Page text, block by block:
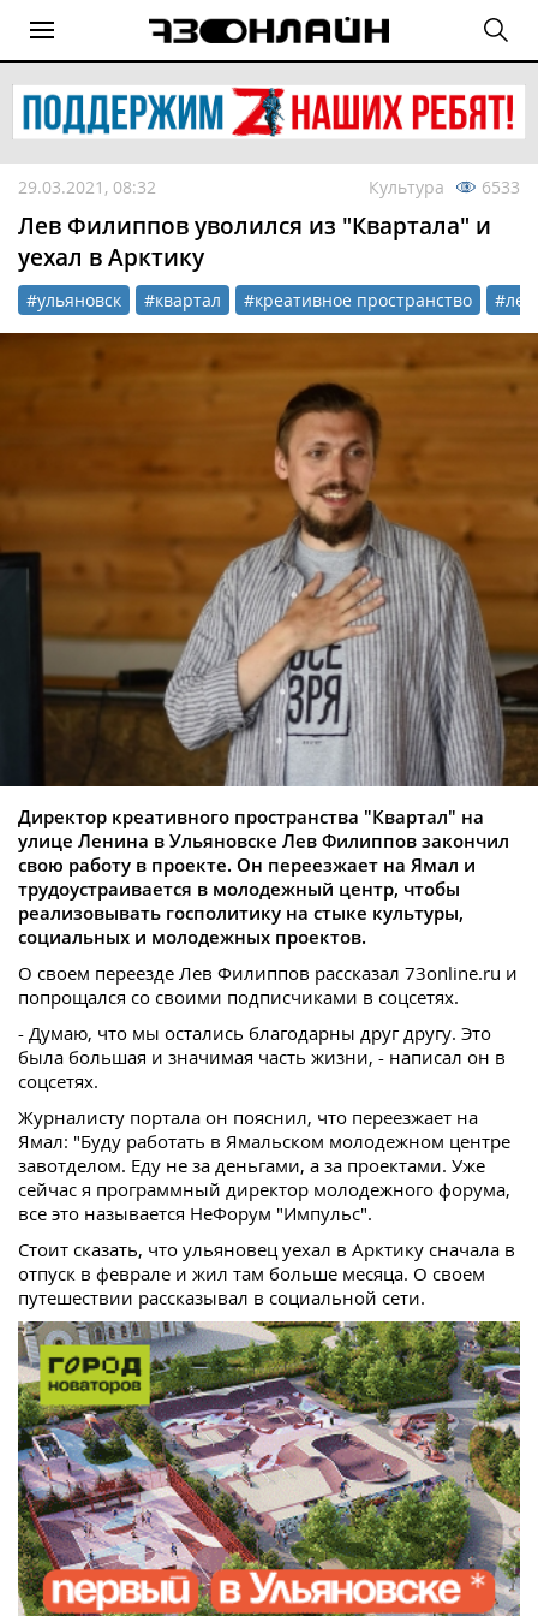
29.03.2021, 08:32 Культура 6533
Лев Филиппов уволился из "Квартала" и
уехал в Арктику
#ульяновск #квартал #креативное пространство
Директор креативного пространства "Квартал" на
улице Ленина в Ульяновске Лев Филиппов закончил
свою работу в проекте. Он переезжает на Ямал и
трудоустраивается в молодежный центр, чтобы
реализовывать госполитику на стыке культуры,
социальных и молодежных проектов.
О своем переезде Лев Филиппов рассказал 73online.ru и
попрощался со своими подписчиками в соцсетях.
- Думаю, что мы остались благодарны друг другу. Это
была большая и значимая часть жизни, - написал он в
соцсетях.
Журналисту портала он пояснил, что переезжает на
Ямал: "Буду работать в Ямальском молодежном центре
завотделом. Еду не за деньгами, а за проектами. Уже
сейчас я программный директор молодежного форума,
все это называется НеФорум "Импульс".
Стоит сказать, что ульяновец уехал в Арктику сначала в
отпуск в феврале и жил там больше месяца. О своем
путешествии рассказывал в социальной сети.